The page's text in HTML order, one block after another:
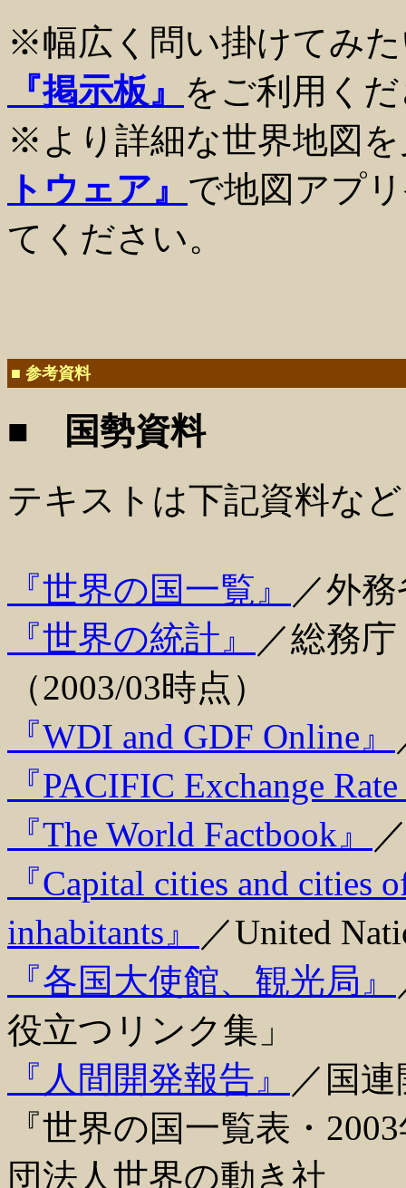
※幅広く問い掛けてみ
『掲示板』 をご利用く
※より詳細な世界地図
トウェア』 で地図アプ
てください。
■ 参考資料
■ 国勢資料
テキストは下記資料な
『世界の国一覧』
／外
『世界の統計』
／総務
（2003/03時点）
『WDI and GDF Online』
『PACIFIC Exchange
『The World Factbook』
『Capital cities and cities
inhabitants』
／United
『各国大使館、観光局』
役立つリンク集」
『人間開発報告』
／国
『世界の国一覧表・
団法人世界の動き社